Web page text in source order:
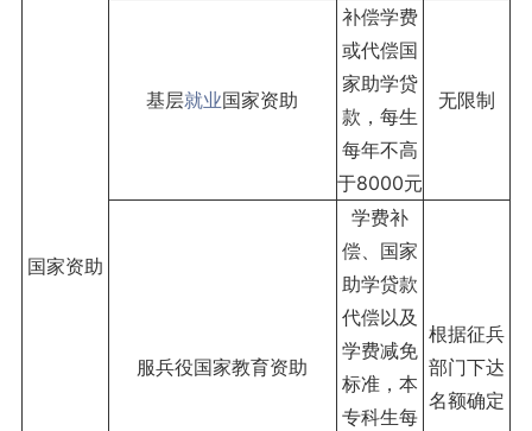
国家资助
基层就业国家资助
补偿学费
或代偿国
家助学贷
款，每生
每年不高
于8000元
无限制
服兵役国家教育资助
学费补
偿、国家
助学贷款
代偿以及
学费减免
标准，本
专科生每
根据征兵
部门下达
名额确定